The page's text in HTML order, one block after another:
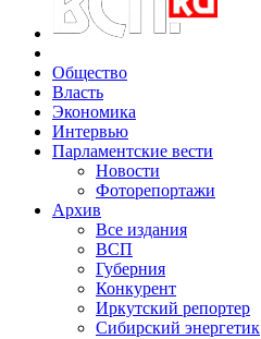
Общество
Власть
Экономика
Интервью
Парламентские вести
Новости
Фоторепортажи
Архив
Все издания
ВСП
Губерния
Конкурент
Иркутский репортер
Сибирский энергетик